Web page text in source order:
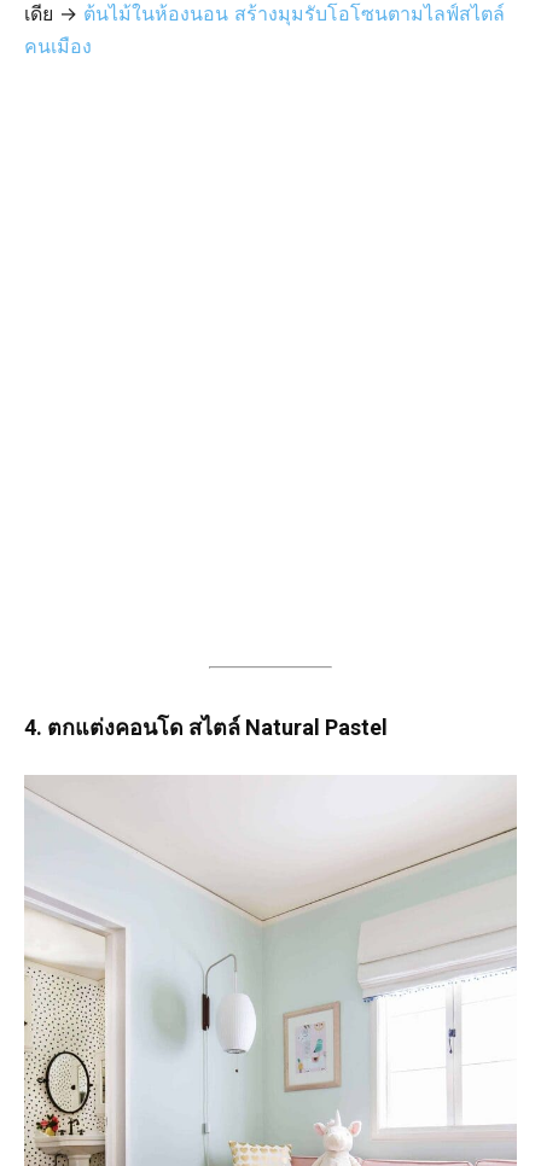
เดีย -> ต้นไม้ในห้องนอน สร้างมุมรับโอโซนตามไลฟ์สไตล์
คนเมือง
4. ตกแต่งคอนโด สไตล์ Natural Pastel